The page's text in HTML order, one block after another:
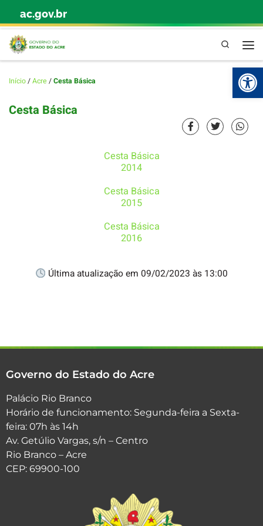
Skip to content
ac.gov.br
Pesquisa
Início/Acre /Cesta Básica
Cesta Básica
Cesta Básica
2014
Cesta Básica
2015
Cesta Básica
2016
Última atualização em 09/02/2023 às 13:00
Governo do Estado do Acre
Palácio Rio Branco
Horário de funcionamento: Segunda-feira a Sexta-
feira: 07h às 14h
Av. Getúlio Vargas, s/n – Centro
Rio Branco – Acre
CEP: 69900-100